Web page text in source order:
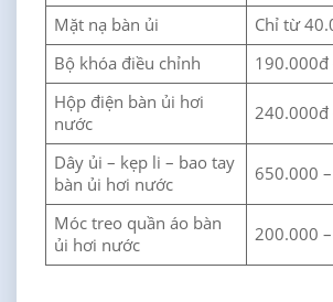
Mặt nạ bàn ủi
Chỉ từ
Bộ khóa điều chỉnh
Hộp điện bàn ủi hơi
nước
Dây ủi – kẹp li – bao tay
bàn ủi hơi nước
650.000
Móc treo quần áo bàn
ủi hơi nước
200.000